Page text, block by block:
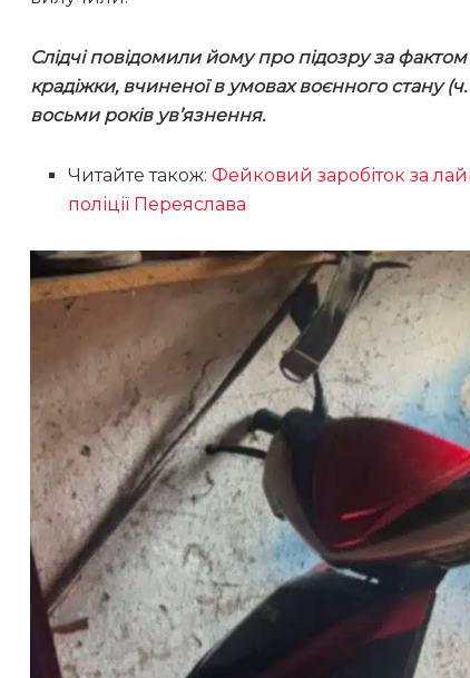
Слідчі повідомили йому про підозру за
крадіжки, вчиненої в умовах воєнного стану (ч.
восьми років ув’язнення.
Читайте також:Фейковий заробіток за
поліції Переяслава